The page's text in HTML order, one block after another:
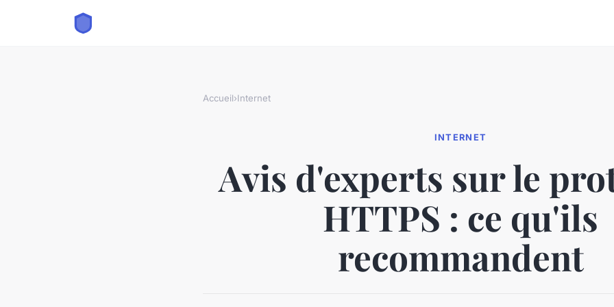
Accueil›Internet
INTERNET
Avis d'experts sur le
HTTPS : ce qu'ils
recommandent